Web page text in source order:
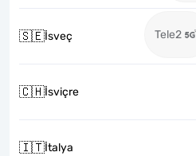
🇸🇪İsveç Tele2
🇨🇭İsviçre
🇮🇹İtalya